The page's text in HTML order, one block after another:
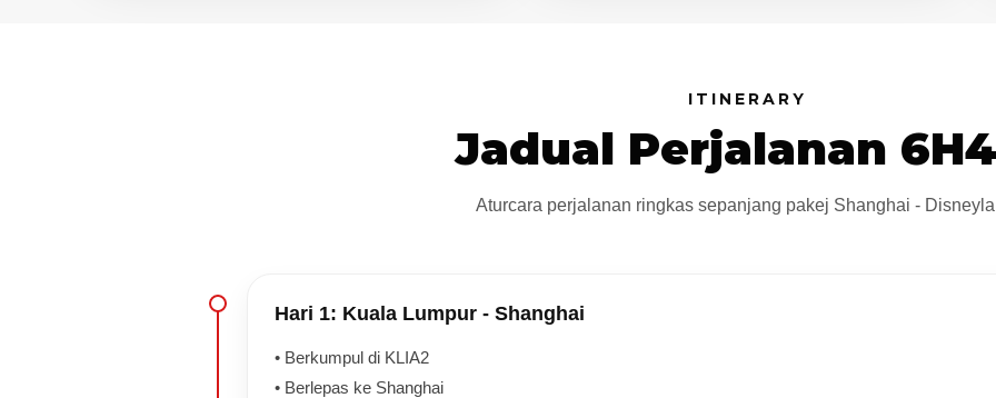
ITINERARY
Jadual Perjalanan
Aturcara perjalanan ringkas sepanjang pakej Shanghai -
Hari 1: Kuala Lumpur - Shanghai
• Berkumpul di KLIA2
• Berlepas ke Shanghai